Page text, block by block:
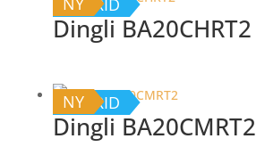
Dingli BA20CHRT2
HYBRID
NY
Dingli BA20CMRT2